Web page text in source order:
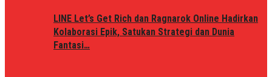
LINE Let’s Get Rich dan Ragnarok Online Hadirkan
Kolaborasi Epik, Satukan Strategi dan Dunia
Fantasi…